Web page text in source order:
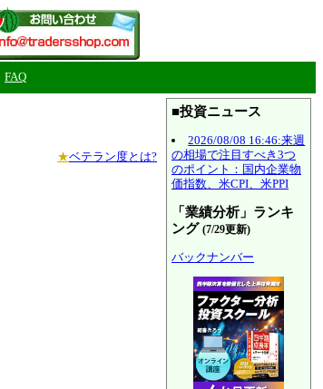
FAQ
★ベテラン度とは?
■投資ニュース
2026/08/08 16:46:来週
の相場で注目すべき3つ
のポイント：国内企業物
価指数、米CPI、米PPI
「業績分析」ランキ
ング (7/29更新)
バックナンバー